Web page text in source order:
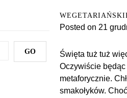
Posted on 21
Święta tuż tuż
Oczywiście będąc
metaforycznie.
smakołyków.